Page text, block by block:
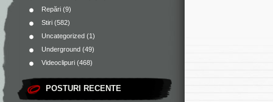
Repări (9)
Stiri (582)
Uncategorized (1)
Underground (49)
Videoclipuri (468)
POSTURI RECENTE